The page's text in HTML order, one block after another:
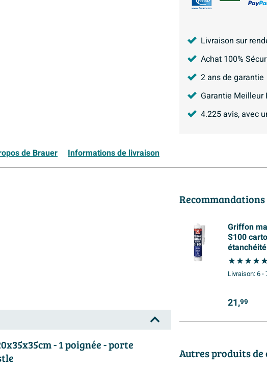
Livraison sur
Achat 100%
2 ans de garantie
Garantie Meilleur
4.225avis, avec
de Brauer Informations de livraison
- 1 poignée - porte
Griffon
S100
Livraison:6 -
21,99
Autres produits de